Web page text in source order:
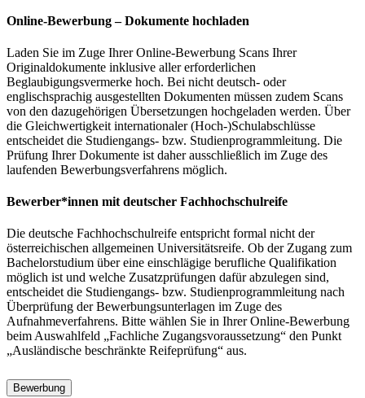
Online-Bewerbung – Dokumente hochladen
Laden Sie im Zuge Ihrer Online-Bewerbung Scans Ihrer
Originaldokumente inklusive aller erforderlichen
Beglaubigungsvermerke hoch. Bei nicht deutsch- oder
englischsprachig ausgestellten Dokumenten müssen zudem Scans
von den dazugehörigen Übersetzungen hochgeladen werden. Über
die Gleichwertigkeit internationaler (Hoch-)Schulabschlüsse
entscheidet die Studiengangs- bzw. Studienprogrammleitung. Die
Prüfung Ihrer Dokumente ist daher ausschließlich im Zuge des
laufenden Bewerbungsverfahrens möglich.
Bewerber*innen mit deutscher Fachhochschulreife
Die deutsche Fachhochschulreife entspricht formal nicht der
österreichischen allgemeinen Universitätsreife. Ob der Zugang zum
Bachelorstudium über eine einschlägige berufliche Qualifikation
möglich ist und welche Zusatzprüfungen dafür abzulegen sind,
entscheidet die Studiengangs- bzw. Studienprogrammleitung nach
Überprüfung der Bewerbungsunterlagen im Zuge des
Aufnahmeverfahrens. Bitte wählen Sie in Ihrer Online-Bewerbung
beim Auswahlfeld „Fachliche Zugangsvoraussetzung“ den Punkt
„Ausländische beschränkte Reifeprüfung“ aus.
Bewerbung